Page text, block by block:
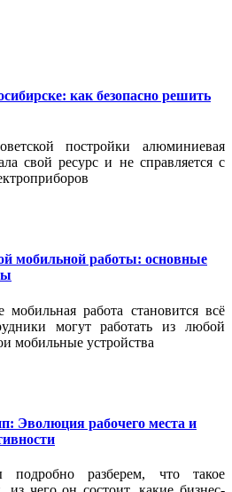
как безопасно решить
постройки алюминиевая
свой ресурс и не справляется с
мобильной работы: основные
работа становится всё
могут работать из любой
мобильные устройства
Эволюция рабочего места и
разберем, что такое